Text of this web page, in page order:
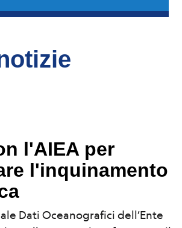
l'AIEA per
l'inquinamento
Dati Oceanografici dell’Ente